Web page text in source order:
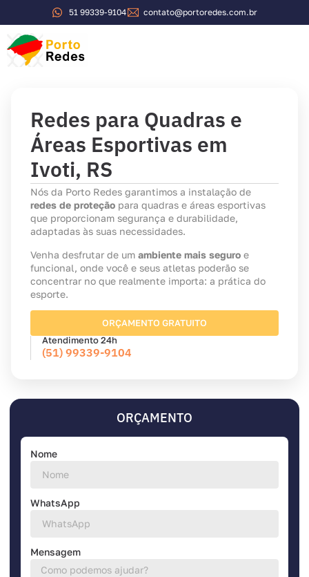
51 99339-9104 contato@portoredes.com.br
Redes para Quadras e
Áreas Esportivas em
Ivoti, RS
Nós da Porto Redes garantimos a instalação de
redes de proteção para quadras e áreas esportivas
que proporcionam segurança e durabilidade,
adaptadas às suas necessidades.
Venha desfrutar de um ambiente mais seguro e
funcional, onde você e seus atletas poderão se
concentrar no que realmente importa: a prática do
esporte.
ORÇAMENTO GRATUITO
Atendimento 24h
(51) 99339-9104
ORÇAMENTO
Nome
WhatsApp
Mensagem